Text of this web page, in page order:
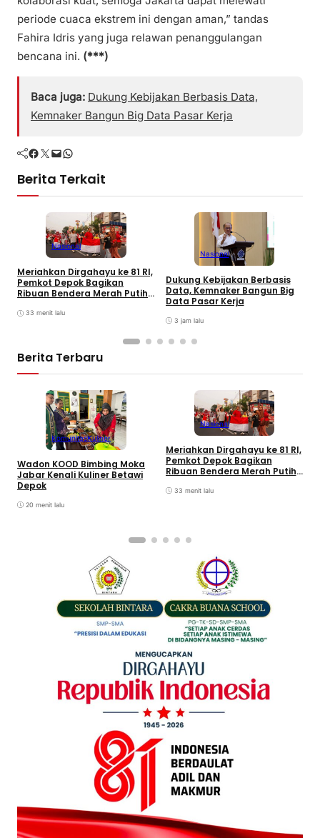
periode cuaca ekstrem ini dengan aman,” tandas
Fahira Idris yang juga relawan penanggulangan
bencana ini. (***)
Baca juga: Dukung Kebijakan Berbasis Data,
Kemnaker Bangun Big Data Pasar Kerja
Facebook Twitter Mail WhatsApp
Berita Terkait
Nasional
Meriahkan Dirgahayu ke 81 RI,
Pemkot Depok Bagikan
Ribuan Bendera Merah Putih
33 menit lalu
Nasional
Dukung Kebijakan Berbasis
Data, Kemnaker Bangun Big
Data Pasar Kerja
3 jam lalu
Berita Terbaru
KomunitasKuliner
Wadon KOOD Bimbing Moka
Jabar Kenali Kuliner Betawi
Depok
20 menit lalu
Nasional
Meriahkan Dirgahayu ke 81 RI,
Pemkot Depok Bagikan
Ribuan Bendera Merah Putih
33 menit lalu